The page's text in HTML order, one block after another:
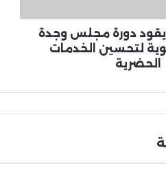
دورة مجلس وجدة
لتحسين الخدمات
الحضرية